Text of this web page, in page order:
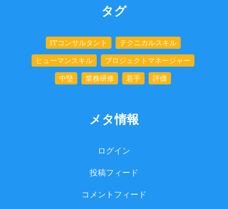
タグ
ITコンサルタント
テクニカルスキル
ヒューマンスキル
プロジェクトマネージャー
中堅
業務研修 若手 評価
メタ情報
ログイン
投稿フィード
コメントフィード